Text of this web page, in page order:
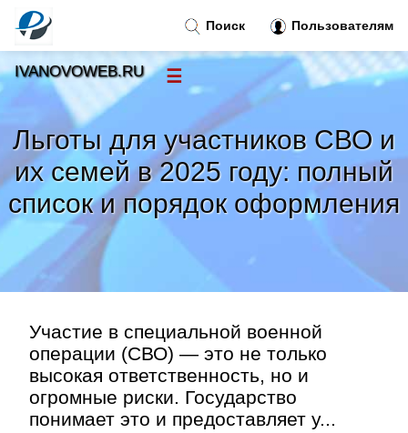
Льготы для участников СВО и
их семей в 2025 году: полный
список и порядок оформления
Участие в специальной военной
операции (СВО) — это не только
высокая ответственность, но и
огромные риски. Государство
понимает это и предоставляет у...
Поиск Пользователям
IVANOVOWEB.RU ☰
Новости
Тренды новостей»
Рубрики»
Правила »